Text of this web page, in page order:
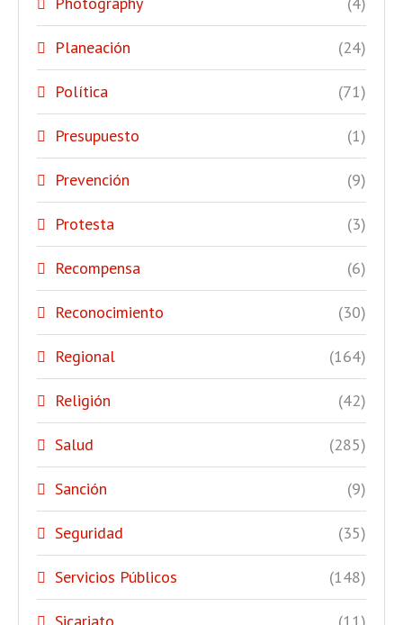
Planeación (24)
Política (71)
Presupuesto (1)
Prevención (9)
Protesta (3)
Recompensa (6)
Reconocimiento (30)
Regional (164)
Religión (42)
Salud (285)
Sanción (9)
Seguridad (35)
Servicios Públicos (148)